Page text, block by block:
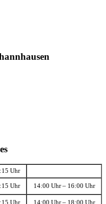
Uhr
Uhr 14:00 Uhr – 16:00 Uhr